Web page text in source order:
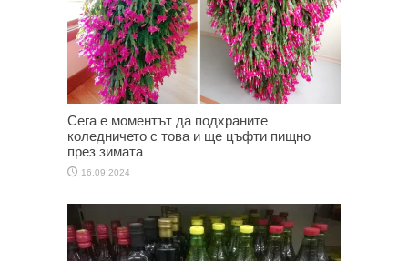
Сега е моментът да подхраните
коледничето с това и ще цъфти пищно
през зимата
16.09.2024